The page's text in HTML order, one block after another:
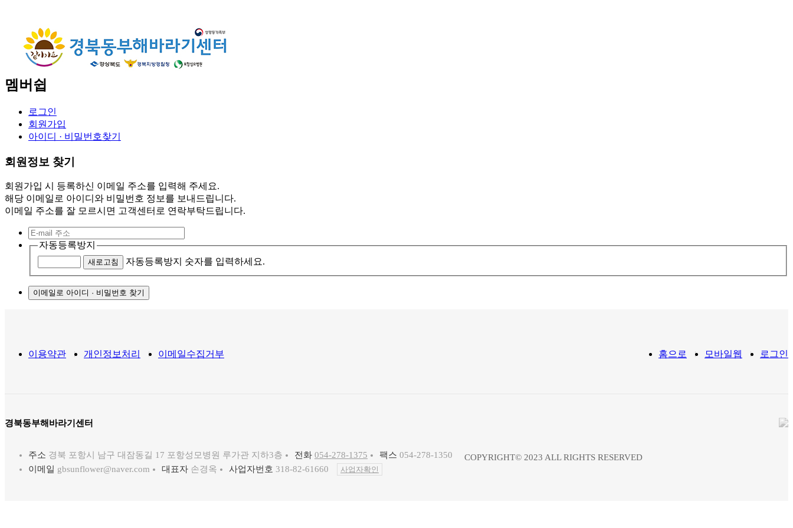
멤버쉽
로그인
회원가입
아이디 · 비밀번호찾기
회원정보 찾기
회원가입 시 등록하신 이메일 주소를 입력해 주세요.
해당 이메일로 아이디와 비밀번호 정보를 보내드립니다.
이메일 주소를 잘 모르시면 고객센터로 연락부탁드립니다.
자동등록방지
새로고침 자동등록방지 숫자를 입력하세요.
이메일로 아이디 · 비밀번호 찾기
이용약관 개인정보처리 이메일수집거부 홈으로 모바일웹 로그인
경북동부해바라기센터
주소 경북 포항시 남구 대잠동길 17 포항성모병원 루가관 지하3층 전화 054-278-1375 팩스 054-278-1350
이메일 gbsunflower@naver.com 대표자 손경옥 사업자번호 318-82-61660 사업자확인
COPYRIGHT© 2023 ALL RIGHTS RESERVED